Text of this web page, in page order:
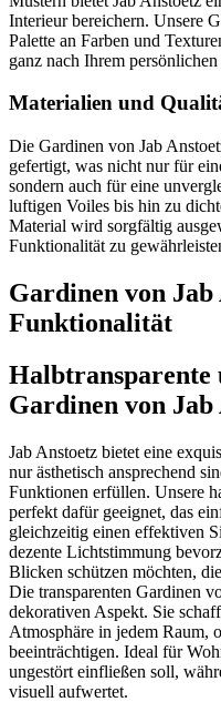
Interieur bereichern. Unsere
Palette an Farben und
ganz nach Ihrem
Materialien und
Die Gardinen von Jab
gefertigt, was nicht nur für
sondern auch für eine
luftigen Voiles bis hin zu
Material wird sorgfältig
Funktionalität zu
Gardinen von Jab
Funktionalität
Halbtransparente
Gardinen von Jab
Jab Anstoetz bietet eine
nur ästhetisch ansprechend
Funktionen erfüllen. Unsere
perfekt dafür geeignet, das
gleichzeitig einen effektiven
dezente Lichtstimmung
Blicken schützen möchten,
Die transparenten Gardinen
dekorativen Aspekt. Sie
Atmosphäre in jedem Raum,
beeinträchtigen. Ideal für
ungestört einfließen soll,
visuell aufwertet.